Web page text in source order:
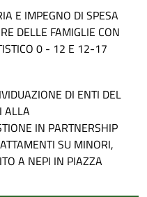
E IMPEGNO DI SPESA
DELLE FAMIGLIE CON
0 - 12 E 12-17
DI ENTI DEL
ALLA
IN PARTNERSHIP
SU MINORI,
A NEPI IN PIAZZA